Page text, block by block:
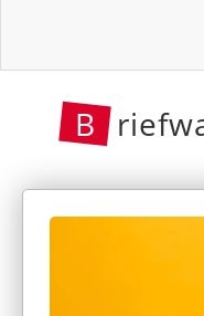
B